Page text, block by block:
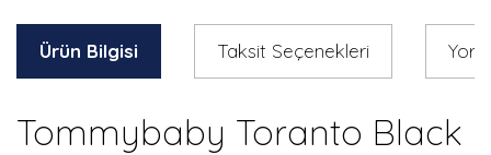
Ürün Bilgisi Taksit Seçenekleri
Tommybaby Toranto Black